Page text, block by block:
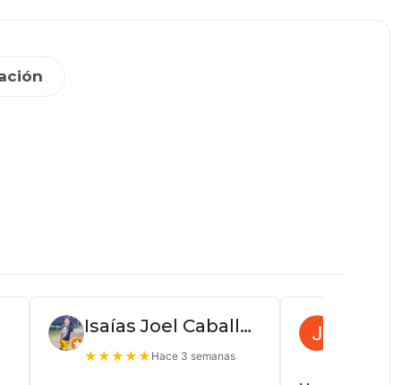
Isaías Joel Caballero
★★★★★ Hace 3 semanas